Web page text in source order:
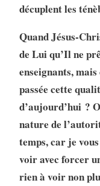
décuplent les
Quand Jésus-
de Lui qu’Il ne
enseignants,
passée cette
d’aujourd’hui ?
nature de
temps, car je
voir avec forcer
rien à voir non